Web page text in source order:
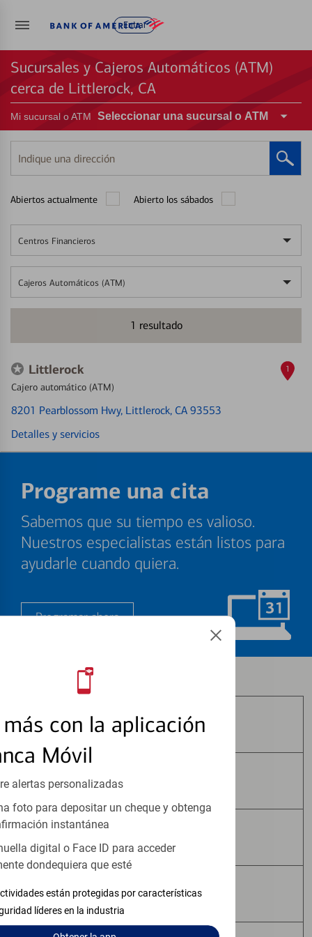
Entrar
con la aplicación
Móvil
alertas personalizadas
foto para depositar un cheque y obtenga
instantánea
digital o Face ID para acceder
dondequiera que esté
están protegidas por características
líderes en la industria
Sucursales y Cajeros Automáticos (ATM)
cerca de Littlerock, CA
Mi sucursal o ATM Seleccionar una sucursal o ATM
Indique
una
Abiertos actualmente Abierto los sábados
Centros Financieros
Cajeros Automáticos (ATM)
1 resultado
Littlerock
Cajero automático (ATM)
8201 Pearblossom Hwy, Littlerock, CA 93553
Detalles y servicios
1
Programe una cita
Sabemos que su tiempo es valioso.
Nuestros especialistas están listos para
ayudarle cuando quiera.
Programar ahora
Los productos de inversión y seguros:
No Están Asegurados por FDIC
No Tienen Garantía Bancaria
No Constituyen Depósitos